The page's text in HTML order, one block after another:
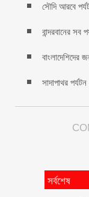
সৌদি আরবে
বান্দরবানের সব
বাংলাদেশিদের
সাদাপাথর
সর্বশেষ